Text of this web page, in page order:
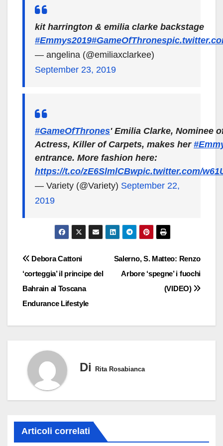
kit harrington & emilia clarke backstage
#Emmys2019#GameOfThrones
— angelina (@emiliaxclarkee)
September 23, 2019
#GameOfThrones' Emilia Clarke, Nominee
Actress, Killer of Carpets, makes her
entrance. More fashion here:
https://t.co/zE6SlmlCBwpic.twitter.com/
— Variety (@Variety) September 22,
2019
Navigazione
articoli
Salerno, S. Matteo: Renzo
Arbore ‘spegne’ i fuochi
(VIDEO)
Debora Cattoni
‘corteggia’ il principe del
Bahrain al Toscana
Endurance Lifestyle
Di Rita Rosabianca
Articoli correlati